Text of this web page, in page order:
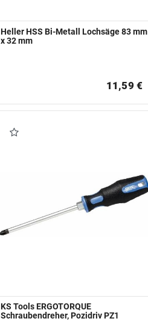
Heller HSS Bi-Metall Lochsäge 83 mm
x 32 mm
11,59 €
KS Tools ERGOTORQUE
Schraubendreher, Pozidriv PZ1